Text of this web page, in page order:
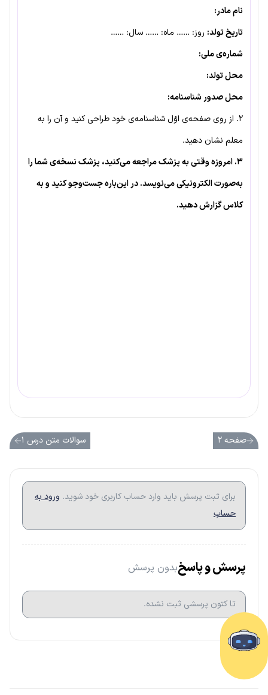
نام مادر:
تاریخ تولد: روز: …… ماه: …… سال: ……
شماره‌ی ملی:
محل تولد:
محل صدور شناسنامه:
۲. از روی صفحه‌ی اوّل شناسنامه‌ی خود طراحی کنید و آن را به
معلم نشان دهید.
۳. امروزه وقتی به پزشک مراجعه می‌کنید، پزشک نسخه‌ی شما را
به‌صورت الکترونیکی می‌نویسد. در این‌باره جست‌وجو کنید و به
کلاس گزارش دهید.
صفحه ۲ سوالات متن درس ۱
برای ثبت پرسش باید وارد حساب کاربری خود شوید. ورود به
حساب
پرسش و پاسخبدون پرسش
تا کتون پرسشی ثبت نشده.